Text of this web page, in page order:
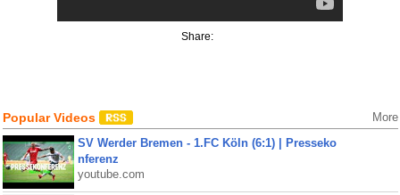
Share:
Popular Videos More
SV Werder Bremen - 1.FC Köln (6:1) | Presseko
nferenz
youtube.com